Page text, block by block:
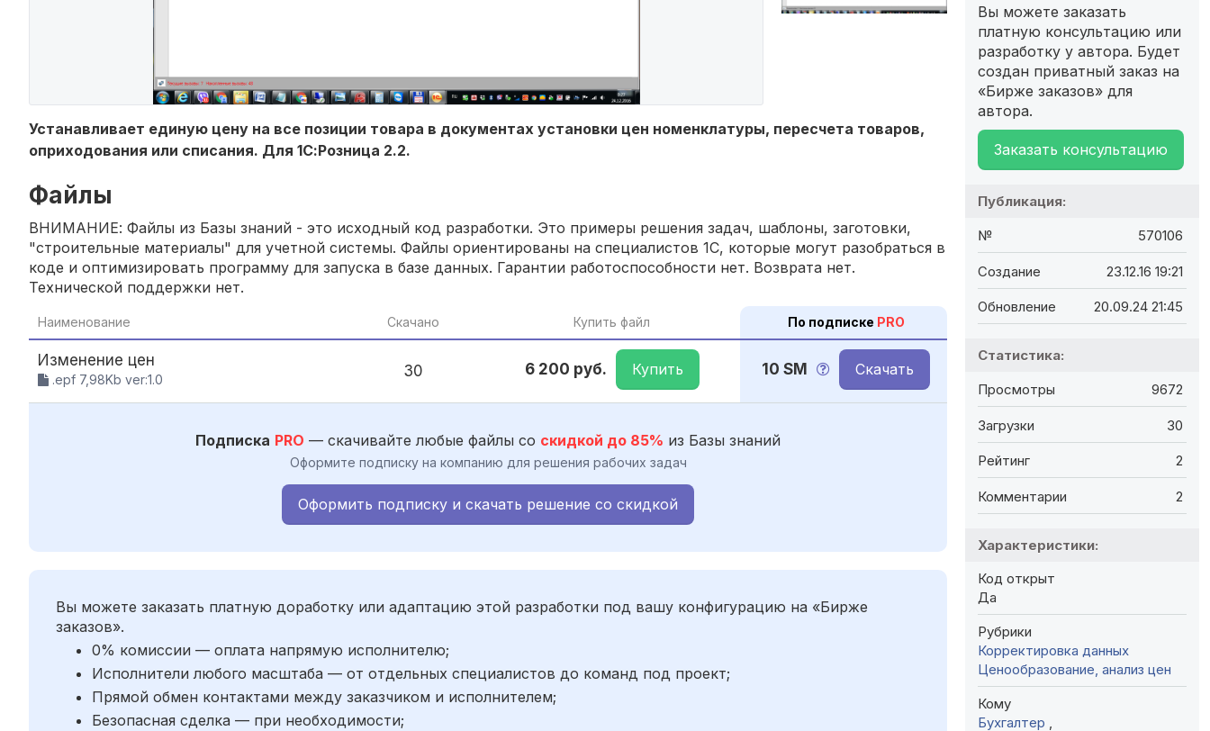
Устанавливает единую цену на все позиции товара в документах установки цен номенклатуры, пересчета товаров,
оприходования или списания. Для 1С:Розница 2.2.
Файлы
ВНИМАНИЕ: Файлы из Базы знаний - это исходный код разработки. Это примеры решения задач, шаблоны, заготовки,
"строительные материалы" для учетной системы. Файлы ориентированы на специалистов 1С, которые могут разобраться в
коде и оптимизировать программу для запуска в базе данных. Гарантии работоспособности нет. Возврата нет.
Технической поддержки нет.
Наименование Скачано Купить файл По подписке PRO
Изменение цен
.epf 7,98Kb ver:1.0 30 6 200 руб. Купить 10 SM Скачать
Подписка PRO — скачивайте любые файлы со скидкой до 85% из Базы знаний
Оформите подписку на компанию для решения рабочих задач
Оформить подписку и скачать решение со скидкой
Вы можете заказать платную доработку или адаптацию этой разработки под вашу конфигурацию на «Бирже
заказов».
0% комиссии — оплата напрямую исполнителю;
Исполнители любого масштаба — от отдельных специалистов до команд под проект;
Прямой обмен контактами между заказчиком и исполнителем;
Безопасная сделка — при необходимости;
Вы можете заказать
платную консультацию или
разработку у автора. Будет
создан приватный заказ на
«Бирже заказов» для
автора.
Заказать консультацию
Публикация:
№ 570106
Создание 23.12.16 19:21
Обновление 20.09.24 21:45
Статистика:
Просмотры 9672
Загрузки 30
Рейтинг 2
Комментарии 2
Характеристики:
Код открыт
Да
Рубрики
Корректировка данных
Ценообразование, анализ цен
Кому
Бухгалтер